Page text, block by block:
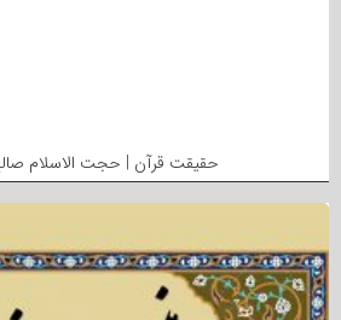
حقیقت قرآن | حجت الاسلام